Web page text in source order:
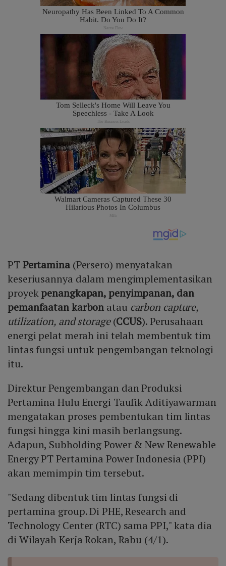
PTPertamina(Persero) menyatakan
keseriusannya dalam mengimplementasikan
proyekpenangkapan, penyimpanan, dan
pemanfaatan karbon atau carbon capture,
utilization, and storage(CCUS). Perusahaan
energi pelat merah ini telah membentuk tim
lintas fungsi untuk pengembangan teknologi
itu.
Direktur Pengembangan dan Produksi
Pertamina Hulu Energi Taufik Aditiyawarman
mengatakan proses pembentukan tim lintas
fungsi hingga kini masih berlangsung.
Adapun, Subholding Power & New Renewable
Energy PT Pertamina Power Indonesia (PPI)
akan memimpin tim tersebut.
"Sedang dibentuk tim lintas fungsi di
pertamina group. Di PHE, Research and
Technology Center (RTC) sama PPI," kata dia
di Wilayah Kerja Rokan, Rabu (4/1).